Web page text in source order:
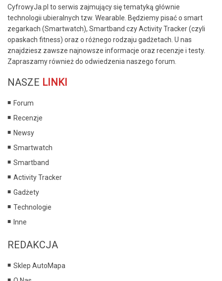
CyfrowyJa.pl to serwis zajmujący się tematyką głównie
technologii ubieralnych tzw. Wearable. Będziemy pisać o smart
zegarkach (Smartwatch), Smartband czy Activity Tracker (czyli
opaskach fitness) oraz o różnego rodzaju gadżetach. U nas
znajdziesz zawsze najnowsze informacje oraz recenzje i testy.
Zapraszamy również do odwiedzenia naszego forum.
NASZE LINKI
Forum
Recenzje
Newsy
Smartwatch
Smartband
Activity Tracker
Gadżety
Technologie
Inne
REDAKCJA
Sklep AutoMapa